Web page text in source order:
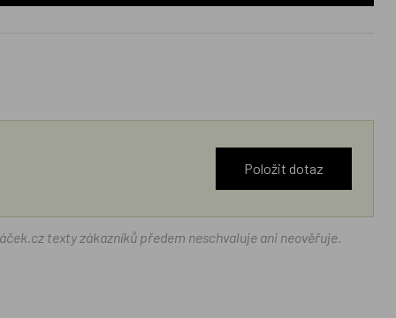
Položit dotaz
texty zákazníků předem neschvaluje ani neověřuje.